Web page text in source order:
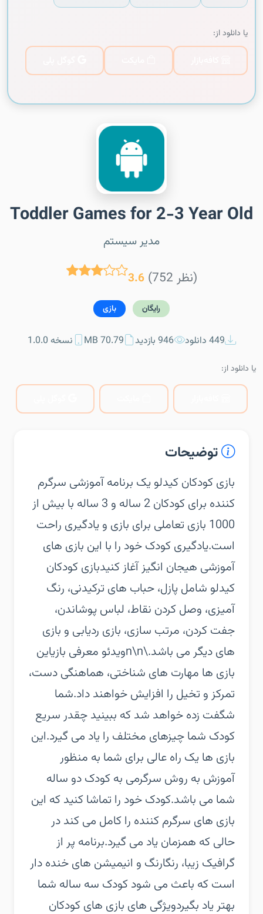
یا دانلود از:
Toddler Games for 2-3 Year Old
مدیر سیستم
3.6 (752 نظر)
رایگان بازی
449 دانلود 946 بازدید 70.79 MB نسخه 1.0.0
یا دانلود از:
توضیحات
‏‏بازی کودکان کیدلو یک برنامه آموزشی سرگرم
کننده برای کودکان 2 ساله و 3 ساله با بیش از
1000 بازی تعاملی برای بازی و یادگیری راحت
است.‏یادگیری کودک خود را با این بازی های
آموزشی هیجان انگیز آغاز کنید‏بازی کودکان
کیدلو شامل پازل، حباب های ترکیدنی، رنگ
آمیزی، وصل کردن نقاط، لباس پوشاندن،
جفت کردن، مرتب سازی، بازی ردیابی و بازی
های دیگر می باشد.\n\nویدئو معرفی بازی‏این
بازی ها مهارت های شناختی، هماهنگی دست،
تمرکز و تخیل را افزایش خواهند داد.‏شما
شگفت زده خواهد شد که ببینید چقدر سریع
کودک شما چیزهای مختلف را یاد می گیرد.‏این
بازی ها یک راه عالی برای شما به منظور
آموزش به روش سرگرمی به کودک دو ساله
شما می باشد.‏کودک خود را تماشا کنید که این
بازی های سرگرم کننده را کامل می کند در
حالی که همزمان یاد می گیرد.‏برنامه پر از
گرافیک زیبا، رنگارنگ و انیمیشن های خنده دار
است که باعث می شود کودک سه ساله شما
بهتر یاد بگیرد‏ویژگی های بازی های کودکان